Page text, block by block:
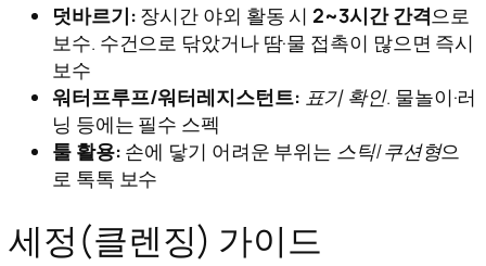
덧바르기: 장시간 야외 활동 시 2~3시간 간격으로
보수. 수건으로 닦았거나 땀·물 접촉이 많으면 즉시
보수
워터프루프/워터레지스턴트: 표기 확인. 물놀이·러
닝 등에는 필수 스펙
툴 활용: 손에 닿기 어려운 부위는 스틱/쿠션형으
로 톡톡 보수
세정(클렌징) 가이드